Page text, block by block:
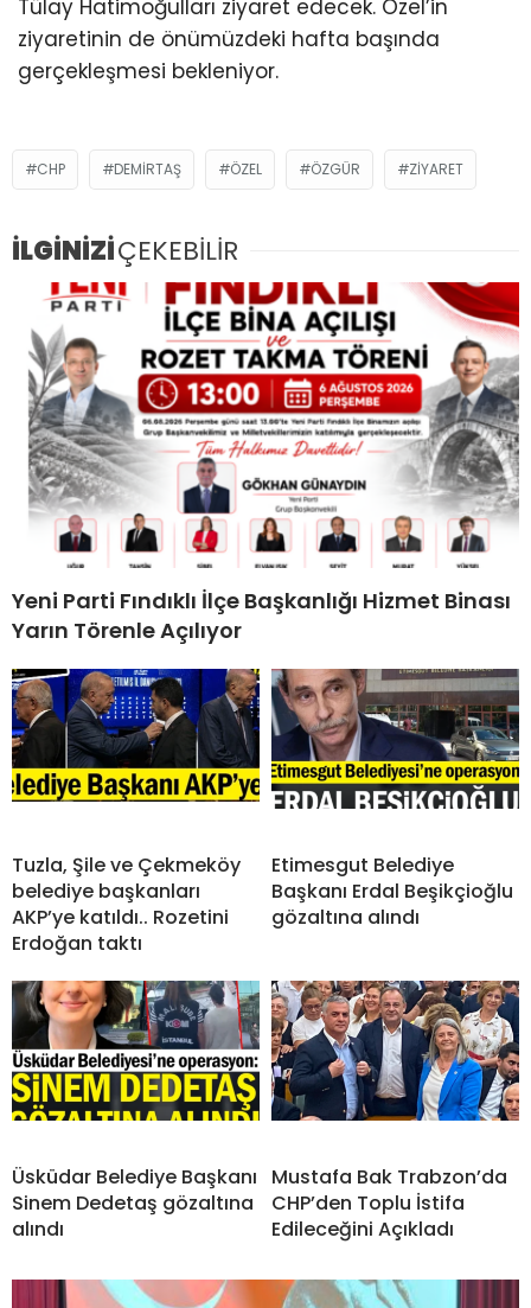
Tülay Hatimoğulları ziyaret edecek. Özel’in
ziyaretinin de önümüzdeki hafta başında
gerçekleşmesi bekleniyor.
CHP DEMIRTAŞ ÖZEL ÖZGÜR ZIYARET
İLGİNİZİÇEKEBİLİR
Yeni Parti Fındıklı İlçe Başkanlığı Hizmet Binası
Yarın Törenle Açılıyor
Tuzla, Şile ve Çekmeköy
belediye başkanları
AKP’ye katıldı.. Rozetini
Erdoğan taktı
Etimesgut Belediye
Başkanı Erdal Beşikçioğlu
gözaltına alındı
Üsküdar Belediye Başkanı
Sinem Dedetaş gözaltına
alındı
Mustafa Bak Trabzon’da
CHP’den Toplu İstifa
Edileceğini Açıkladı